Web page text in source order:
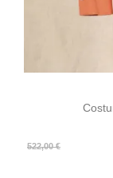
522,00 €
Prix
Prix